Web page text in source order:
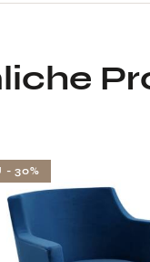
- 30%